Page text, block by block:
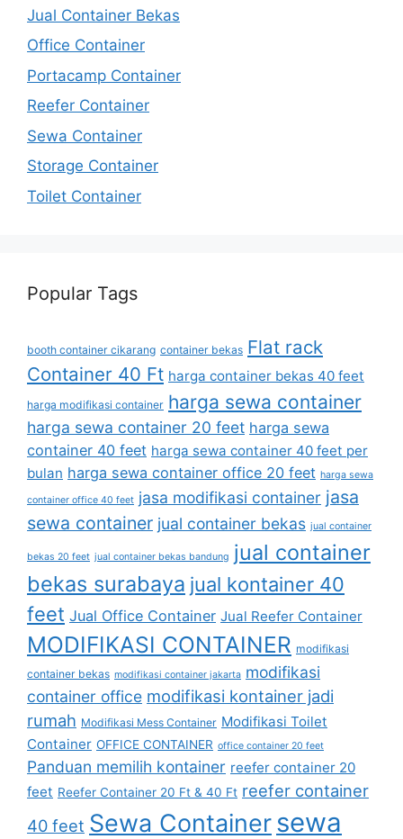
Jual Container Bekas
Office Container
Portacamp Container
Reefer Container
Sewa Container
Storage Container
Toilet Container
Popular Tags
booth container cikarang container bekas Flat rack
Container 40 Ft harga container bekas 40 feet
harga modifikasi container harga sewa container
harga sewa container 20 feet harga sewa
container 40 feet harga sewa container 40 feet per
bulan harga sewa container office 20 feet harga sewa
container office 40 feet jasa modifikasi container jasa
sewa container jual container bekas jual container
bekas 20 feet jual container bekas bandung jual container
bekas surabaya jual kontainer 40
feet Jual Office Container Jual Reefer Container
MODIFIKASI CONTAINER modifikasi
container bekas modifikasi container jakarta modifikasi
container office modifikasi kontainer jadi
rumah Modifikasi Mess Container Modifikasi Toilet
Container OFFICE CONTAINER office container 20 feet
Panduan memilih kontainer reefer container 20
feet Reefer Container 20 Ft & 40 Ft reefer container
40 feet Sewa Containersewa